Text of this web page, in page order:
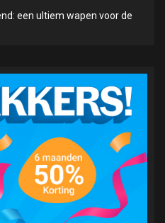
een ultiem wapen voor de